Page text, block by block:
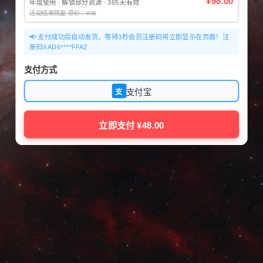
年度使用 · 解锁部分资源 · 365天有效
活动结束恢复 原价：¥98
📢 支付成功后自动发货，等待3秒会员注册码将立即显示在页面！注
册码XAD6****FFA2
支付方式
支 支付宝
立即支付 ¥48.00